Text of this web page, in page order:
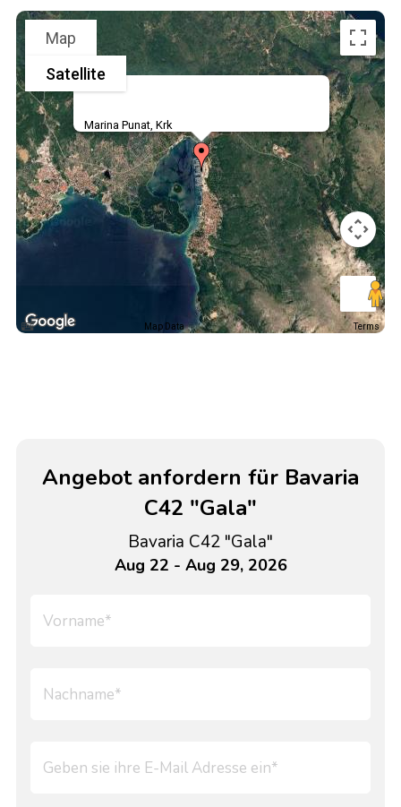
Marina Punat, Krk
Map
Satellite
Map Data Terms
Angebot anfordern für Bavaria
C42 "Gala"
Bavaria C42 "Gala"
Aug 22 - Aug 29, 2026